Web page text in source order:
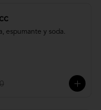
espumante y soda.